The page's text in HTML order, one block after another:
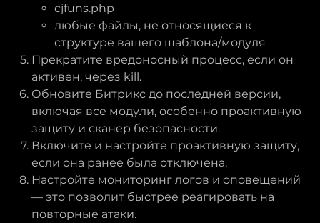
cjfuns.php
любые файлы, не относящиеся к
структуре вашего шаблона/модуля
Прекратите вредоносный процесс, если он
активен, через kill.
Обновите Битрикс до последней версии,
включая все модули, особенно проактивную
защиту и сканер безопасности.
Включите и настройте проактивную защиту,
если она ранее была отключена.
Настройте мониторинг логов и оповещений
— это позволит быстрее реагировать на
повторные атаки.